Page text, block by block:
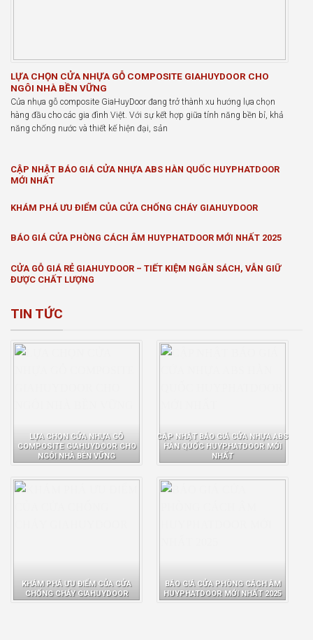
LỰA CHỌN CỬA NHỰA GỖ COMPOSITE GIAHUYDOOR CHO
NGÔI NHÀ BỀN VỮNG
Cửa nhựa gỗ composite GiaHuyDoor đang trở thành xu hướng lựa chọn
hàng đầu cho các gia đình Việt. Với sự kết hợp giữa tính năng bền bỉ, khả
năng chống nước và thiết kế hiện đại, sản
CẬP NHẬT BÁO GIÁ CỬA NHỰA ABS HÀN QUỐC HUYPHATDOOR
MỚI NHẤT
KHÁM PHÁ ƯU ĐIỂM CỦA CỬA CHỐNG CHÁY GIAHUYDOOR
BÁO GIÁ CỬA PHÒNG CÁCH ÂM HUYPHATDOOR MỚI NHẤT 2025
CỬA GỖ GIÁ RẺ GIAHUYDOOR – TIẾT KIỆM NGÂN SÁCH, VẪN GIỮ
ĐƯỢC CHẤT LƯỢNG
TIN TỨC
LỰA CHỌN CỬA NHỰA GỖ
COMPOSITE GIAHUYDOOR CHO
NGÔI NHÀ BỀN VỮNG
CẬP NHẬT BÁO GIÁ CỬA NHỰA ABS
HÀN QUỐC HUYPHATDOOR MỚI
NHẤT
KHÁM PHÁ ƯU ĐIỂM CỦA CỬA
CHỐNG CHÁY GIAHUYDOOR
BÁO GIÁ CỬA PHÒNG CÁCH ÂM
HUYPHATDOOR MỚI NHẤT 2025